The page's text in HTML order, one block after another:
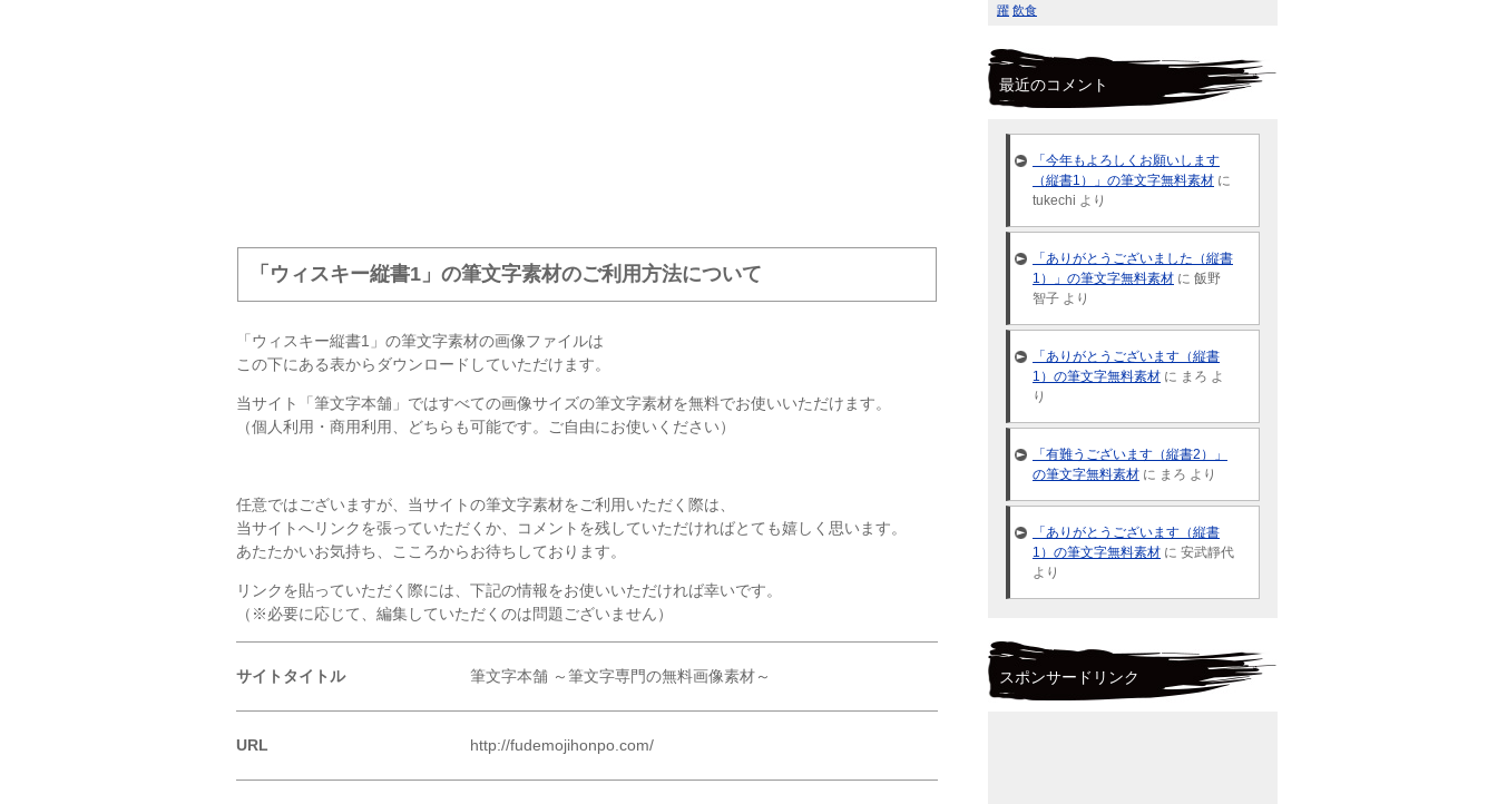
「ウィスキー縦書1」の筆文字素材のご利用方法について
「ウィスキー縦書1」の筆文字素材の画像ファイルは
この下にある表からダウンロードしていただけます。
当サイト「筆文字本舗」ではすべての画像サイズの筆文字素材を無料でお使いいただけます。
（個人利用・商用利用、どちらも可能です。ご自由にお使いください）
任意ではございますが、当サイトの筆文字素材をご利用いただく際は、
当サイトへリンクを張っていただくか、コメントを残していただければとても嬉しく思います。
あたたかいお気持ち、こころからお待ちしております。
リンクを貼っていただく際には、下記の情報をお使いいただければ幸いです。
（※必要に応じて、編集していただくのは問題ございません）
サイトタイトル 筆文字本舗 ～筆文字専門の無料画像素材～
URL http://fudemojihonpo.com/
躍 飲食
最近のコメント
「今年もよろしくお願いします
（縦書1）」の筆文字無料素材 に
tukechi より
「ありがとうございました（縦書
1）」の筆文字無料素材 に 飯野
智子 より
「ありがとうございます（縦書
1）の筆文字無料素材 に まろ よ
り
「有難うございます（縦書2）」
の筆文字無料素材 に まろ より
「ありがとうございます（縦書
1）の筆文字無料素材 に 安武靜代
より
スポンサードリンク